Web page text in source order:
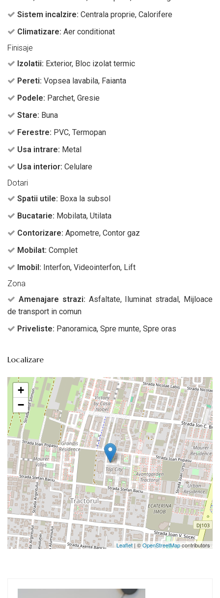
Sistem incalzire: Centrala proprie, Calorifere
Climatizare: Aer conditionat
Finisaje
Izolatii: Exterior, Bloc izolat termic
Pereti: Vopsea lavabila, Faianta
Podele: Parchet, Gresie
Stare: Buna
Ferestre: PVC, Termopan
Usa intrare: Metal
Usa interior: Celulare
Dotari
Spatii utile: Boxa la subsol
Bucatarie: Mobilata, Utilata
Contorizare: Apometre, Contor gaz
Mobilat: Complet
Imobil: Interfon, Videointerfon, Lift
Zona
Amenajare strazi: Asfaltate, Iluminat stradal, Mijloace
de transport in comun
Priveliste: Panoramica, Spre munte, Spre oras
Localizare
+
−
Leaflet | ©OpenStreetMapcontributors